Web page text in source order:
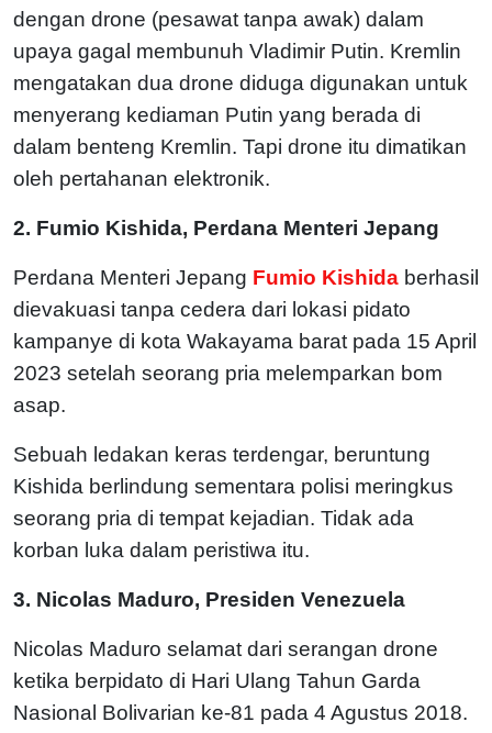
dengan drone (pesawat tanpa awak) dalam
upaya gagal membunuh Vladimir Putin. Kremlin
mengatakan dua drone diduga digunakan untuk
menyerang kediaman Putin yang berada di
dalam benteng Kremlin. Tapi drone itu dimatikan
oleh pertahanan elektronik.
2. Fumio Kishida, Perdana Menteri Jepang
Perdana Menteri Jepang Fumio Kishida berhasil
dievakuasi tanpa cedera dari lokasi pidato
kampanye di kota Wakayama barat pada 15 April
2023 setelah seorang pria melemparkan bom
asap.
Sebuah ledakan keras terdengar, beruntung
Kishida berlindung sementara polisi meringkus
seorang pria di tempat kejadian. Tidak ada
korban luka dalam peristiwa itu.
3. Nicolas Maduro, Presiden Venezuela
Nicolas Maduro selamat dari serangan drone
ketika berpidato di Hari Ulang Tahun Garda
Nasional Bolivarian ke-81 pada 4 Agustus 2018.